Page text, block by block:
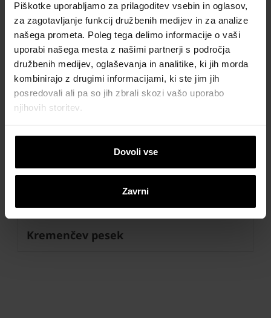
Piškotke uporabljamo za prilagoditev vsebin in oglasov,
za zagotavljanje funkcij družbenih medijev in za analize
našega prometa. Poleg tega delimo informacije o vaši
uporabi našega mesta z našimi partnerji s področja
družbenih medijev, oglaševanja in analitike, ki jih morda
kombinirajo z drugimi informacijami, ki ste jim jih
posredovali ali pa so jih zbrali skozi vašo uporabo
njihovih storitev.
Dovoli vse
Zavrni
Kremenčev pesek
Next